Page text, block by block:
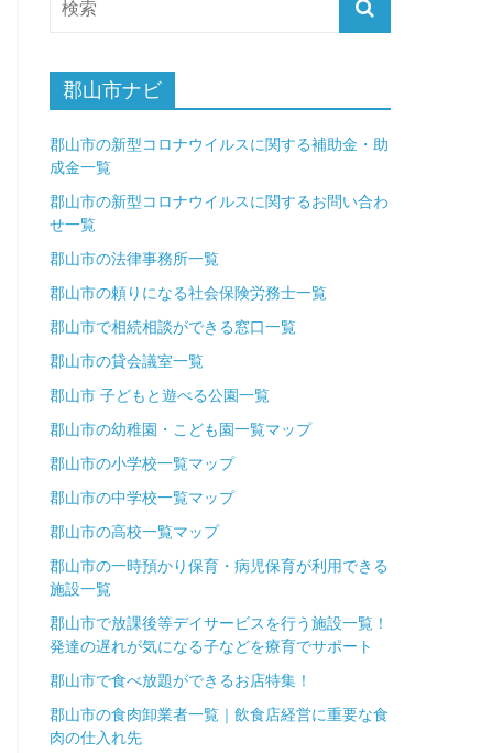
郡山市ナビ
郡山市の新型コロナウイルスに関する補助金・助
成金一覧
郡山市の新型コロナウイルスに関するお問い合わ
せ一覧
郡山市の法律事務所一覧
郡山市の頼りになる社会保険労務士一覧
郡山市で相続相談ができる窓口一覧
郡山市の貸会議室一覧
郡山市 子どもと遊べる公園一覧
郡山市の幼稚園・こども園一覧マップ
郡山市の小学校一覧マップ
郡山市の中学校一覧マップ
郡山市の高校一覧マップ
郡山市の一時預かり保育・病児保育が利用できる
施設一覧
郡山市で放課後等デイサービスを行う施設一覧！
発達の遅れが気になる子などを療育でサポート
郡山市で食べ放題ができるお店特集！
郡山市の食肉卸業者一覧｜飲食店経営に重要な食
肉の仕入れ先